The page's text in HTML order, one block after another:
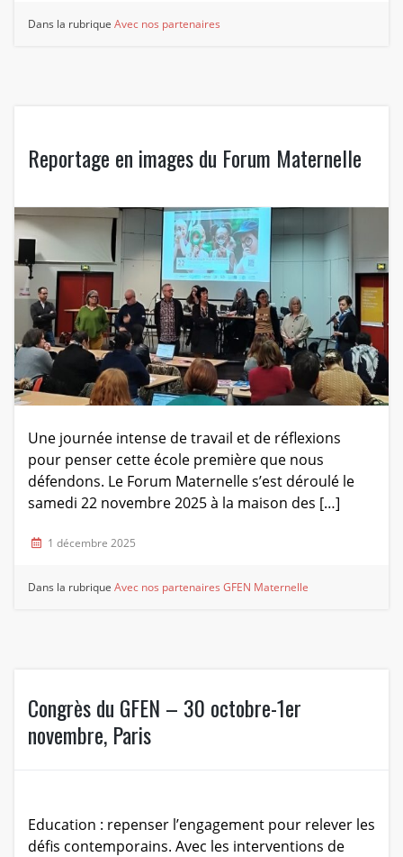
Dans la rubriqueAvec nos partenaires
Reportage en images du Forum Maternelle
Une journée intense de travail et de réflexions
pour penser cette école première que nous
défendons. Le Forum Maternelle s’est déroulé le
samedi 22 novembre 2025 à la maison des […]
1 décembre 2025
Dans la rubriqueAvec nos partenaires GFEN Maternelle
Congrès du GFEN – 30 octobre-1er
novembre, Paris
Education : repenser l’engagement pour relever les
défis contemporains. Avec les interventions de